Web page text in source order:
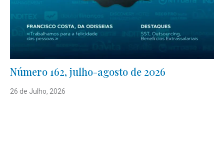
Número 162, julho-agosto de 2026
26 de Julho, 2026